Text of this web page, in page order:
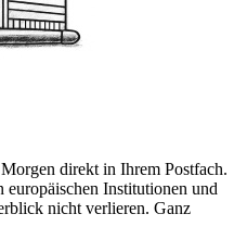
direkt in Ihrem Postfach.
Institutionen und
nicht verlieren. Ganz